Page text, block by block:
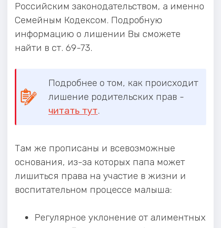
Российским законодательством, а именно
Семейным Кодексом. Подробную
информацию о лишении Вы сможете
найти в ст. 69-73.
Подробнее о том, как происходит
лишение родительских прав -
читать тут.
Там же прописаны и всевозможные
основания, из-за которых папа может
лишиться права на участие в жизни и
воспитательном процессе малыша:
Регулярное уклонение от алиментных